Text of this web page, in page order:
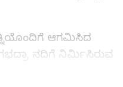
ಆಗಮಿಸಿದ
ನದಿಗೆ ನಿರ್ಮಿಸಿರುವ